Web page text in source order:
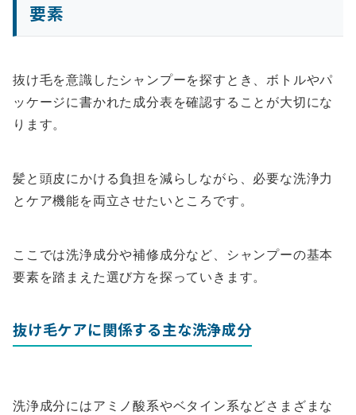
要素
抜け毛を意識したシャンプーを探すとき、ボトルやパ
ッケージに書かれた成分表を確認することが大切にな
ります。
髪と頭皮にかける負担を減らしながら、必要な洗浄力
とケア機能を両立させたいところです。
ここでは洗浄成分や補修成分など、シャンプーの基本
要素を踏まえた選び方を探っていきます。
抜け毛ケアに関係する主な洗浄成分
洗浄成分にはアミノ酸系やベタイン系などさまざまな